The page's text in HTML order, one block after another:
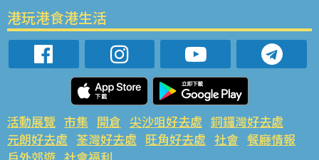
港玩港食港生活
活動展覽 市集 開倉 尖沙咀好去處 銅鑼灣好去處
元朗好去處 荃灣好去處 旺角好去處 社會 餐廳情報